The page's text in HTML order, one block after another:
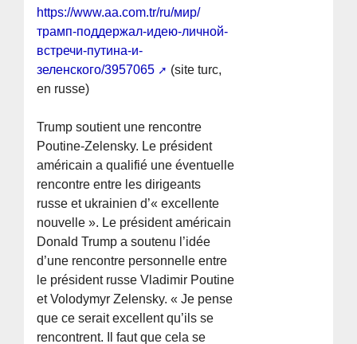
https://www.aa.com.tr/ru/мир/
трамп-поддержал-идею-личной-
встречи-путина-и-
зеленского/3957065
(site turc,
en russe)
Trump soutient une rencontre
Poutine-Zelensky. Le président
américain a qualifié une éventuelle
rencontre entre les dirigeants
russe et ukrainien d’« excellente
nouvelle ». Le président américain
Donald Trump a soutenu l’idée
d’une rencontre personnelle entre
le président russe Vladimir Poutine
et Volodymyr Zelensky. « Je pense
que ce serait excellent qu’ils se
rencontrent. Il faut que cela se